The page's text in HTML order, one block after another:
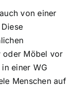
von einer
oder Möbel vor
einer WG
Menschen auf